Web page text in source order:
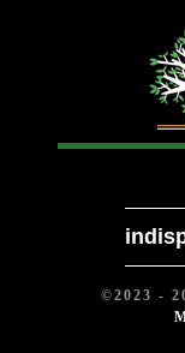
©2023 -